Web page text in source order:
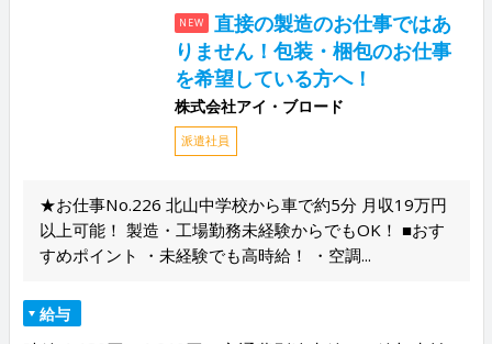
NEW
直接の製造のお仕事ではあ
りません！包装・梱包のお仕事
を希望している方へ！
株式会社アイ・ブロード
派遣社員
★お仕事No.226 北山中学校から車で約5分 月収19万円
以上可能！ 製造・工場勤務未経験からでもOK！ ■おす
すめポイント ・未経験でも高時給！ ・空調...
給与